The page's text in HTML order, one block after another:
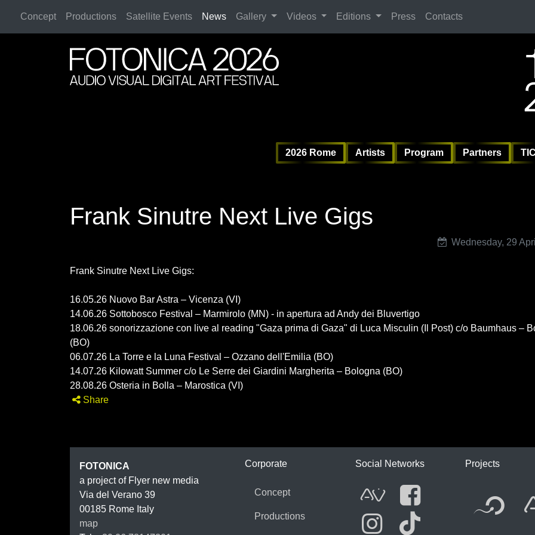
2026 Rome
Concept Productions Satellite Events News Gallery Videos Editions Press Contacts
2026 Rome
Artists Program Partners
Frank Sinutre Next Live Gigs
Wednesday, 29
Frank Sinutre Next Live Gigs:
16.05.26 Nuovo Bar Astra – Vicenza (VI)
14.06.26 Sottobosco Festival – Marmirolo (MN) - in apertura ad Andy dei Bluvertigo
18.06.26 sonorizzazione con live al reading "Gaza prima di Gaza" di Luca Misculin (Il Post) c/o Baumhaus –
(BO)
06.07.26 La Torre e la Luna Festival – Ozzano dell'Emilia (BO)
14.07.26 Kilowatt Summer c/o Le Serre dei Giardini Margherita – Bologna (BO)
28.08.26 Osteria in Bolla – Marostica (VI)
Share
FOTONICA
FOTONICA
a project of Flyer new media
Via del Verano 39
00185 Rome Italy
map
Corporate
Concept
Productions
Social Networks
AVnodeFacebook
Projects